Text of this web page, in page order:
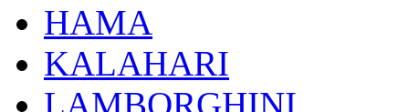
HAMA
KALAHARI